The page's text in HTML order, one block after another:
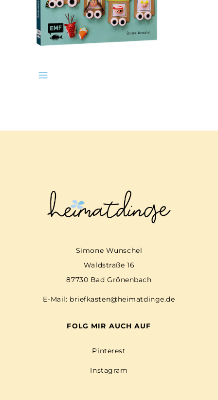
Simone Wunschel
Waldstraße 16
87730 Bad Grönenbach
E-Mail: briefkasten@heimatdinge.de
FOLG MIR AUCH AUF
Pinterest
Instagram